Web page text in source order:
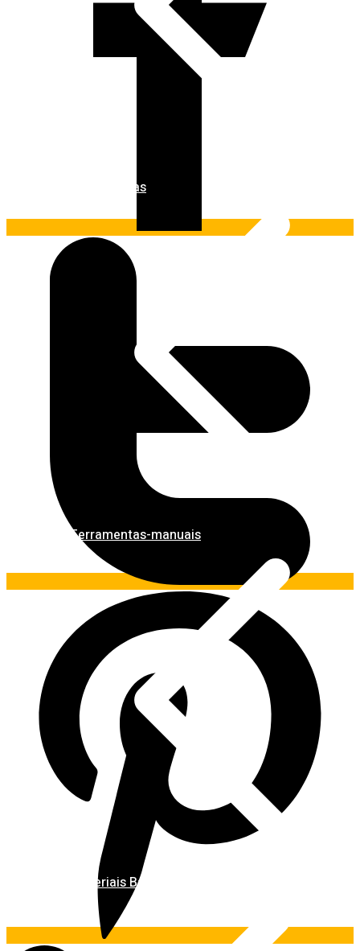
Ferramentas
Ferramentas-manuais
Materiais Básicos